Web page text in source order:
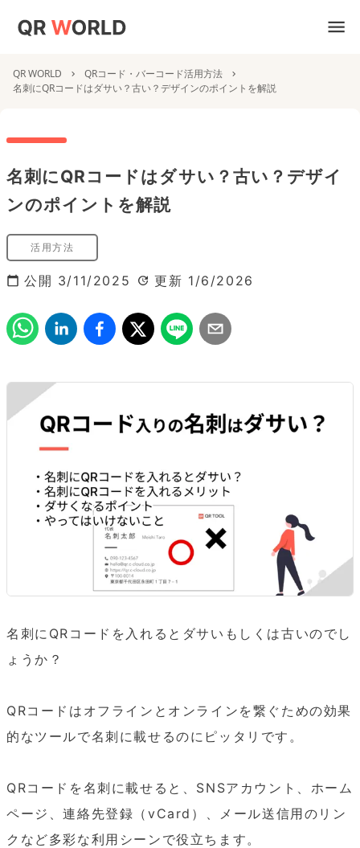
QR WORLD
QRコード・バーコード活用方法
名刺にQRコードはダサい？古い？デザインのポイントを解説
名刺にQRコードはダサい？古い？デザイ
ンのポイントを解説
活用方法
公開 3/11/2025 更新 1/6/2026
名刺にQRコードを入れるとダサいもしくは古いのでし
ょうか？
QRコードはオフラインとオンラインを繋ぐための効果
的なツールで名刺に載せるのにピッタリです。
QRコードを名刺に載せると、SNSアカウント、ホーム
ページ、連絡先登録（vCard）、メール送信用のリン
クなど多彩な利用シーンで役立ちます。